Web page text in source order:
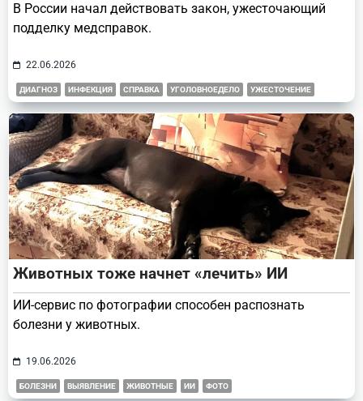
В России начал действовать закон, ужесточающий
подделку медсправок.
22.06.2026
ДИАГНОЗ ИНФЕКЦИЯ СПРАВКА УГОЛОВНОЕДЕЛО УЖЕСТОЧЕНИЕ
Животных тоже начнет «лечить» ИИ
ИИ-сервис по фотографии способен распознать
болезни у животных.
19.06.2026
БОЛЕЗНИ ВЫЯВЛЕНИЕ ЖИВОТНЫЕ ИИ ФОТО